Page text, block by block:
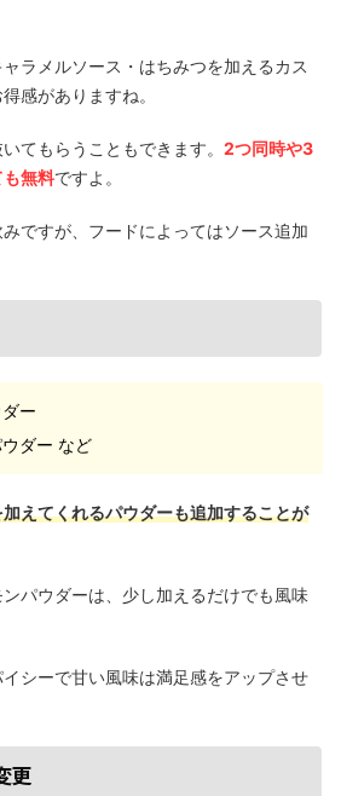
ラメルソース・はちみつを加えるカス
感がありますね。
てもらうこともできます。 2つ同時や3
無料ですよ。
ですが、フードによってはソース追加
ー
ダー など
えてくれるパウダーも追加することが
パウダーは、少し加えるだけでも風味
シーで甘い風味は満足感をアップさせ
更